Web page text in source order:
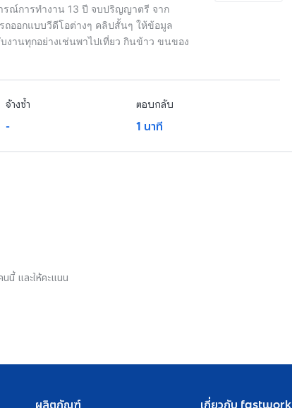
รณ์การทำงาน 13 ปี จบปริญญาตรี จาก
ออกแบบวีดีโอต่างๆ คลิปสั้นๆ ให้ข้อมูล
งานทุกอย่างเช่นพาไปเที่ยว กินข้าว ขนของ
จ้างซ้ำ
-
ตอบกลับ
1 นาที
นี้ และให้คะแนน
ผลิตภัณฑ์ เกี่ยวกับ fastwork